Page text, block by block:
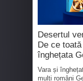
Desertul
De ce
înghețata
Vara și
mulți români